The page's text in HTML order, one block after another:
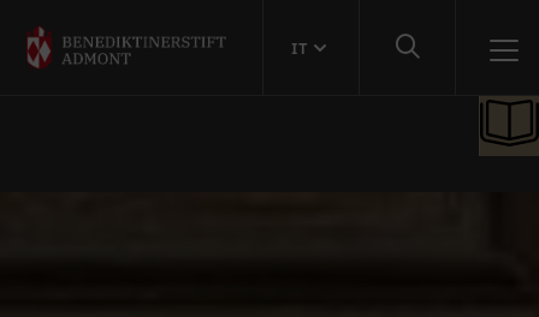
IT